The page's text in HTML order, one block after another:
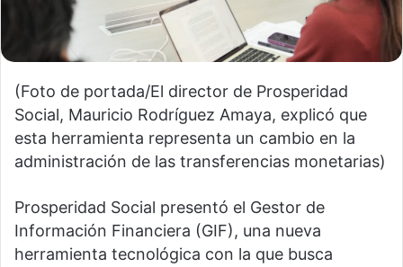
(Foto de portada/El director de Prosperidad
Social, Mauricio Rodríguez Amaya, explicó que
esta herramienta representa un cambio en la
administración de las transferencias monetarias)
Prosperidad Social presentó el Gestor de
Información Financiera (GIF), una nueva
herramienta tecnológica con la que busca